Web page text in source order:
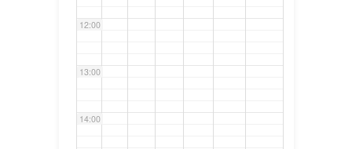
12:00
13:00
14:00